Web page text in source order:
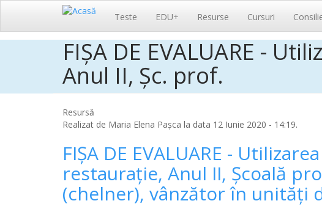
Navigare
principală
Teste EDU+ Resurse Cursuri
FIȘA DE EVALUARE -
Anul II, Șc. prof.
Resursă
Realizat de Maria Elena Pașca la data 12 Iunie 2020 - 14:19.
FIȘA DE EVALUARE -
restaurație, Anul II, Școală
(chelner), vânzător în unități